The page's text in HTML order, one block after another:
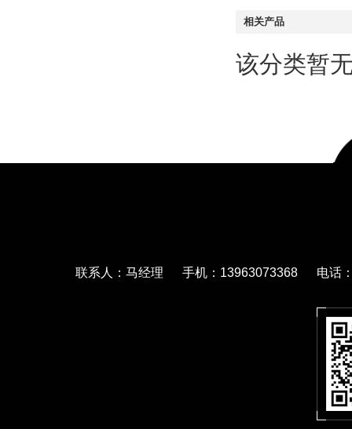
相关产品
该分类暂
联系人：马经理 手机：13963073368 电话